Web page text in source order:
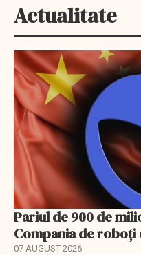
Actualitate
Pariul de 900 de
Compania de roboți
07 AUGUST 2026